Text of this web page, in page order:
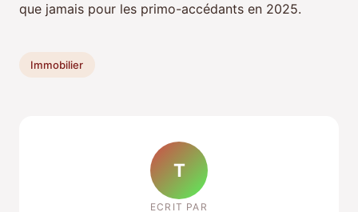
que jamais pour les primo-accédants en 2025.
Immobilier
T
ECRIT PAR